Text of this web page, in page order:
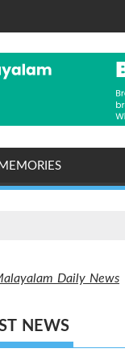
അസീസ് പെർള;
Daily News
NEWS